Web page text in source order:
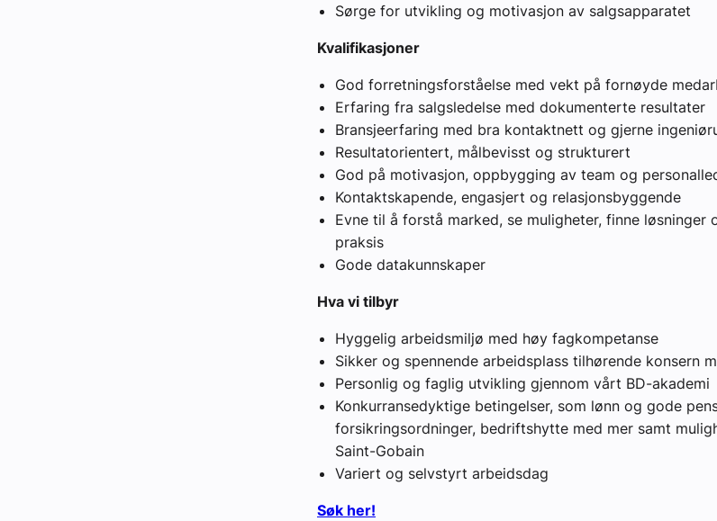
Sørge for utvikling og motivasjon av salgsapparatet
Kvalifikasjoner
God forretningsforståelse med vekt på fornøyde
Erfaring fra salgsledelse med dokumenterte resultater
Bransjeerfaring med bra kontaktnett og gjerne
Resultatorientert, målbevisst og strukturert
God på motivasjon, oppbygging av team og
Kontaktskapende, engasjert og relasjonsbyggende
Evne til å forstå marked, se muligheter, finne løsninger
praksis
Gode datakunnskaper
Hva vi tilbyr
Hyggelig arbeidsmiljø med høy fagkompetanse
Sikker og spennende arbeidsplass tilhørende konsern
Personlig og faglig utvikling gjennom vårt BD-akademi
Konkurransedyktige betingelser, som lønn og gode
forsikringsordninger, bedriftshytte med mer samt
Saint-Gobain
Variert og selvstyrt arbeidsdag
Søk her!